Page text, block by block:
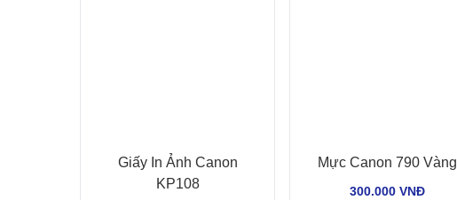
Giấy In Ảnh Canon
KP108
Mực Canon 790 Vàng
300.000 VNĐ